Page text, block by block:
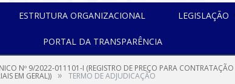
ESTRUTURA ORGANIZACIONAL LEGISLAÇÃO
PORTAL DA TRANSPARÊNCIA
Nº 9/2022-011101-I (REGISTRO DE PREÇO PARA
EM GERAL)) » TERMO DE ADJUDICAÇÃO